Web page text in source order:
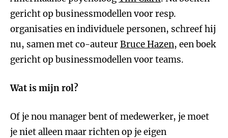
gericht op businessmodellen voor resp.
organisaties en individuele personen, schreef hij
nu, samen met co-auteurBruce Hazen, een boek
gericht op businessmodellen voor teams.
Wat is mijn rol?
Of je nou manager bent of medewerker, je moet
je niet alleen maar richten op je eigen